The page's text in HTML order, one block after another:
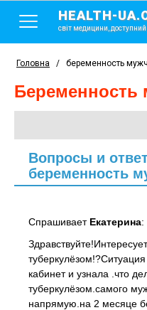
HEALTH-
світ медицини,
Головна / беременность
Вопросы и
беременность
Спрашивает Екатерина:
кабинет и узнала .что
туберкулёзом.самого
напрямую.на 2 месяце